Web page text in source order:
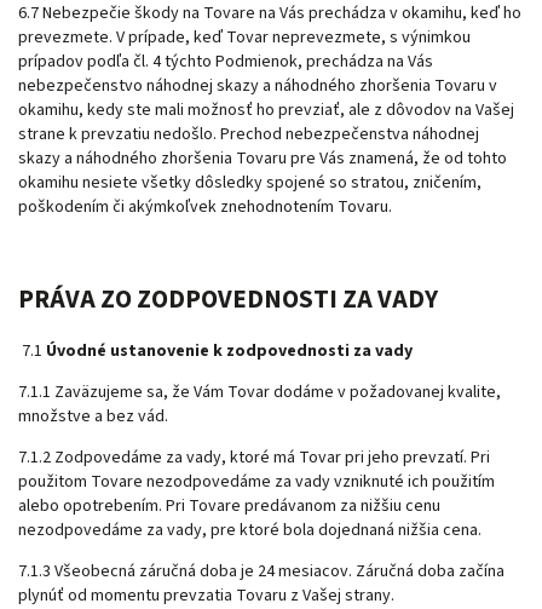
6.7 Nebezpečie škody na Tovare na Vás prechádza v okamihu, keď ho
prevezmete. V prípade, keď Tovar neprevezmete, s výnimkou
prípadov podľa čl. 4týchto Podmienok, prechádza na Vás
nebezpečenstvo náhodnej skazy a náhodného zhoršenia Tovaru v
okamihu, kedy ste mali možnosť ho prevziať, ale z dôvodov na Vašej
strane k prevzatiu nedošlo. Prechod nebezpečenstva náhodnej
skazy a náhodného zhoršenia Tovaru pre Vás znamená, že od tohto
okamihu nesiete všetky dôsledky spojené so stratou, zničením,
poškodením či akýmkoľvek znehodnotením Tovaru.
PRÁVA ZO ZODPOVEDNOSTI ZA VADY
7.1 Úvodné ustanovenie k zodpovednosti za vady
7.1.1 Zaväzujeme sa, že Vám Tovar dodáme v požadovanej kvalite,
množstve a bez vád.
7.1.2 Zodpovedáme za vady, ktoré má Tovar pri jeho prevzatí. Pri
použitom Tovare nezodpovedáme za vady vzniknuté ich použitím
alebo opotrebením. Pri Tovare predávanom za nižšiu cenu
nezodpovedáme za vady, pre ktoré bola dojednaná nižšia cena.
7.1.3 Všeobecná záručná doba je 24 mesiacov. Záručná doba začína
plynúť od momentu prevzatia Tovaru z Vašej strany.